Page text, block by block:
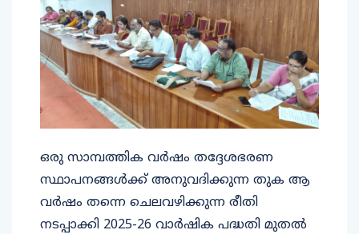
ഒരു സാമ്പത്തിക വർഷം തദ്ദേശഭരണ
സ്ഥാപനങ്ങൾക്ക് അനുവദിക്കുന്ന തുക ആ
വർഷം തന്നെ ചെലവഴിക്കുന്ന രീതി
നടപ്പാക്കി 2025-26 വാർഷിക പദ്ധതി മുതൽ